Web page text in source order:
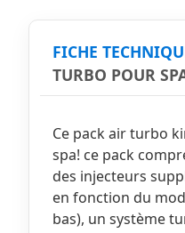
FICHE
TURBO POUR
Ce pack air turbo
spa! ce pack
des injecteurs
en fonction du
bas), un système